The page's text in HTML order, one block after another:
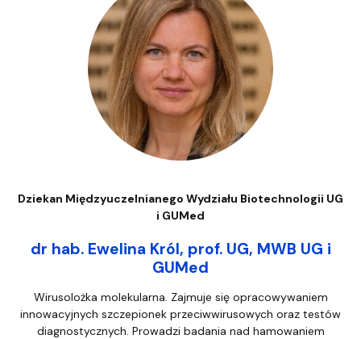
Dziekan Międzyuczelnianego Wydziału Biotechnologii UG
i GUMed
dr hab. Ewelina Król, prof. UG, MWB UG i
GUMed
Wirusolożka molekularna. Zajmuje się opracowywaniem
innowacyjnych szczepionek przeciwwirusowych oraz testów
diagnostycznych. Prowadzi badania nad hamowaniem